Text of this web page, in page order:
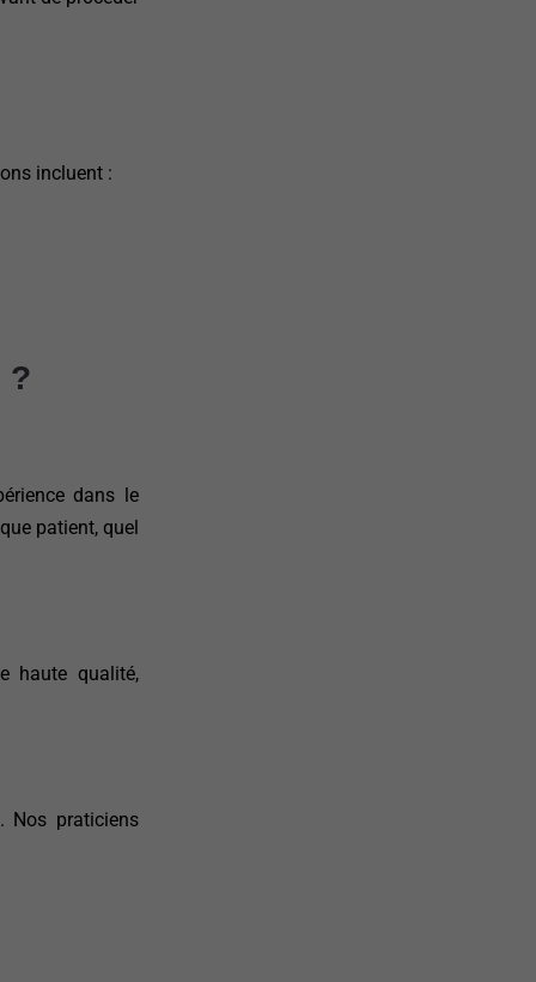
incluent :
?
dans le
patient, quel
haute qualité,
Nos praticiens